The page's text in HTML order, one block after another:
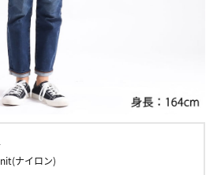
ナイロン)